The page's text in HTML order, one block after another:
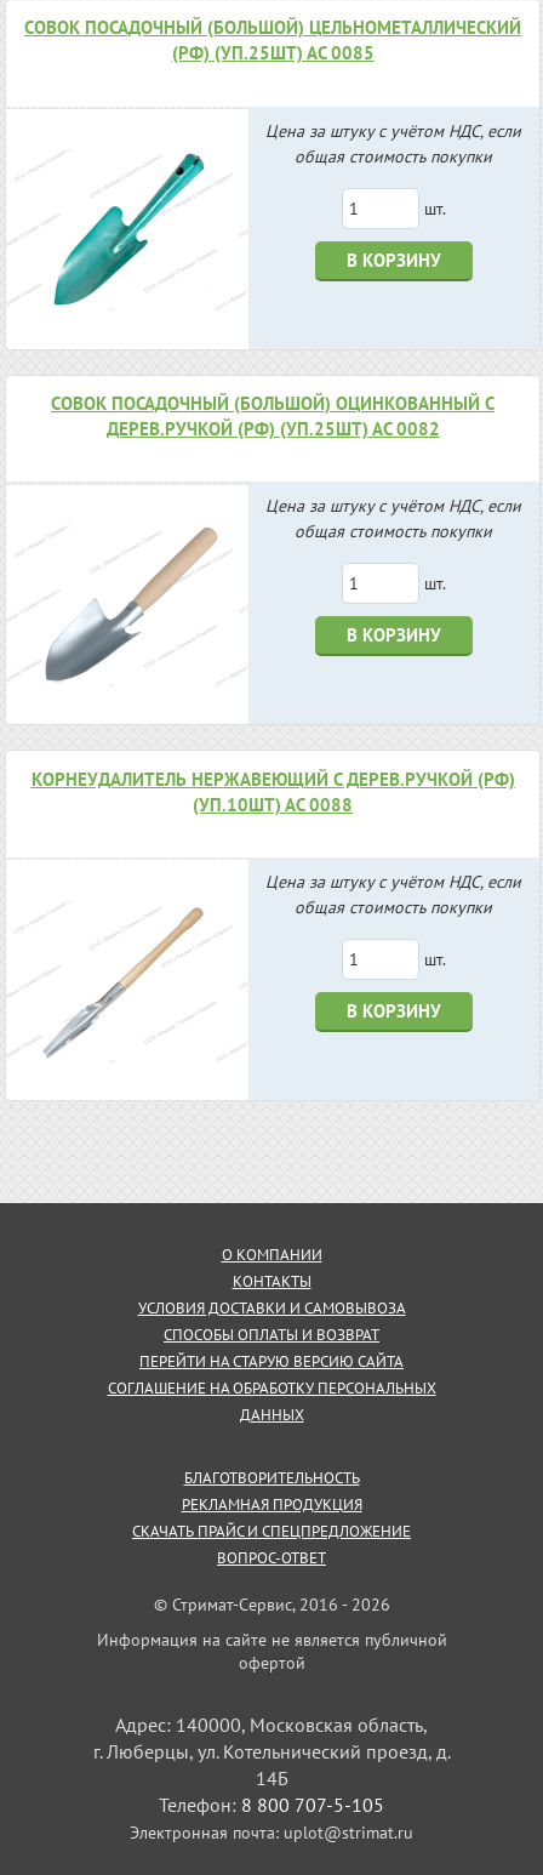
СОВОК ПОСАДОЧНЫЙ (БОЛЬШОЙ) ЦЕЛЬНОМЕТАЛЛИЧЕСКИЙ
(РФ) (УП.25ШТ) АС 0085
Цена за штуку с учётом НДС, если
общая стоимость покупки
шт.
В КОРЗИНУ
СОВОК ПОСАДОЧНЫЙ (БОЛЬШОЙ) ОЦИНКОВАННЫЙ С
ДЕРЕВ.РУЧКОЙ (РФ) (УП.25ШТ) АС 0082
Цена за штуку с учётом НДС, если
общая стоимость покупки
шт.
В КОРЗИНУ
КОРНЕУДАЛИТЕЛЬ НЕРЖАВЕЮЩИЙ С ДЕРЕВ.РУЧКОЙ (РФ)
(УП.10ШТ) АС 0088
Цена за штуку с учётом НДС, если
общая стоимость покупки
шт.
В КОРЗИНУ
О КОМПАНИИ
КОНТАКТЫ
УСЛОВИЯ ДОСТАВКИ И САМОВЫВОЗА
СПОСОБЫ ОПЛАТЫ И ВОЗВРАТ
ПЕРЕЙТИ НА СТАРУЮ ВЕРСИЮ САЙТА
СОГЛАШЕНИЕ НА ОБРАБОТКУ ПЕРСОНАЛЬНЫХ
ДАННЫХ
БЛАГОТВОРИТЕЛЬНОСТЬ
РЕКЛАМНАЯ ПРОДУКЦИЯ
СКАЧАТЬ ПРАЙС И СПЕЦПРЕДЛОЖЕНИЕ
ВОПРОС-ОТВЕТ
© Стримат-Сервис, 2016 - 2026
Информация на сайте не является публичной
офертой
Адрес: 140000, Московская область,
г. Люберцы, ул. Котельнический проезд, д.
14Б
Телефон: 8 800 707-5-105
Электронная почта: uplot@strimat.ru